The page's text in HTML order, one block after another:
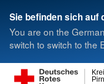
Sie befinden sich auf
You are on the
switch to switch to the